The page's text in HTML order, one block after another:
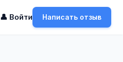
👤 Войти Написать отзыв